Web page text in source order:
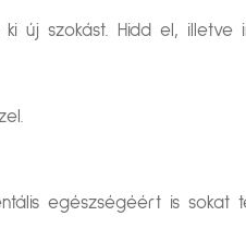
ki új szokást. Hidd el,
egészségéért is sokat